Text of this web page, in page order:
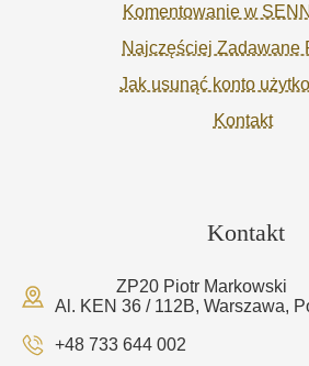
Komentowanie w
Najczęściej Zadawane
Jak usunąć konto
Kontakt
Kontakt
ZP20 Piotr Markowski
Al. KEN 36 / 112B, Warszawa,
+48 733 644 002